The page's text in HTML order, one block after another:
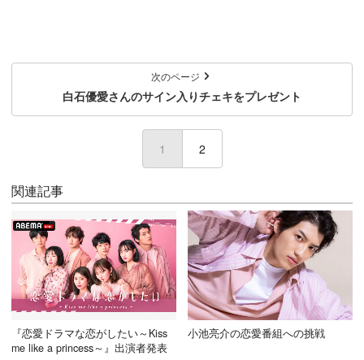
次のページ
白石優愛さんのサイン入りチェキをプレゼント
1 (current)
2
関連記事
『恋愛ドラマな恋がしたい～Kiss
me like a princess～』出演者発表
小池亮介の恋愛番組への挑戦